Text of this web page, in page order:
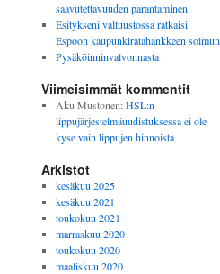
saavutettavuuden parantaminen
Esitykseni valtuustossa ratkaisi
Espoon kaupunkiratahankkeen solmun
Pysäköinninvalvonnasta
Viimeisimmät kommentit
Aku Mustonen:HSL:n
lippujärjestelmäuudistuksessa ei ole
kyse vain lippujen hinnoista
Arkistot
kesäkuu 2025
kesäkuu 2021
toukokuu 2021
marraskuu 2020
toukokuu 2020
maaliskuu 2020